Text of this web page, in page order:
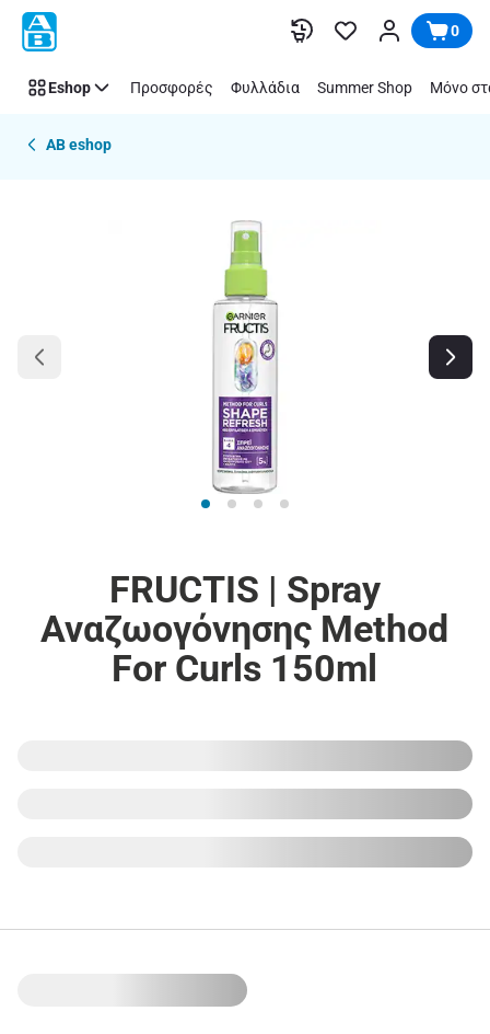
Παράλειψη 0
Eshop Προσφορές Φυλλάδια Summer Shop Μόνο
AB eshop
FRUCTIS | Spray
Αναζωογόνησης Method
For Curls 150ml